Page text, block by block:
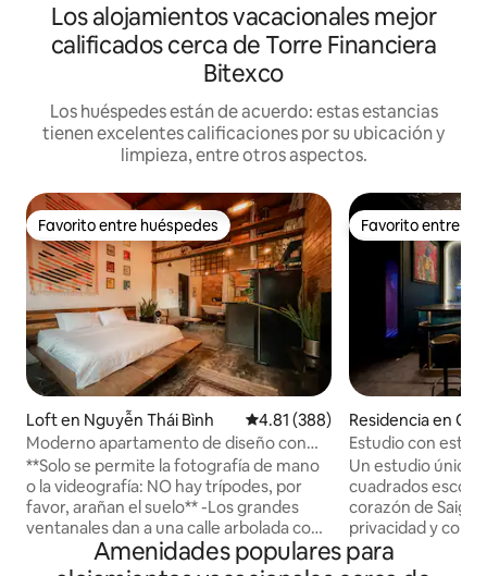
Los alojamientos vacacionales mejor
calificados cerca de Torre Financiera
Bitexco
Los huéspedes están de acuerdo: estas estancias
tienen excelentes calificaciones por su ubicación y
limpieza, entre otros aspectos.
Favorito entre huéspedes
Favorito entre huéspedes
Loft en Nguyễn Thái Bình Calificación promedio: 4.81 de
4.81 (388)
Moderno apartamento de diseño con
impresionantes detalles retro.
**Solo se permite la fotografía de mano
o la videografía: NO hay trípodes, por
favor, arañan el suelo** -Los grandes
ventanales dan a una calle arbolada con
tamarindo y al otro lado de la
arquitectura de la época colonial
Favorito entre
Favorito entre
Residencia en
Estudio con estilo
callejón de Saigón
Un estudio único
cuadrados
corazón de
privacidad y
segundo piso de
encima del
Amenidades populares para